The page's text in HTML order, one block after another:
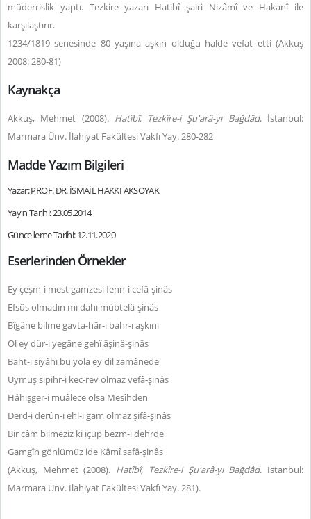
müderrislik yaptı. Tezkire yazarı Hatibî şairi Nizâmî ve Hakanî ile
karşılaştırır.
1234/1819 senesinde 80 yaşına aşkın olduğu halde vefat etti (Akkuş
2008: 280-81)
Kaynakça
Akkuş, Mehmet (2008). Hatîbî, Tezkîre-i Şu'arâ-yı Bağdâd. İstanbul:
Marmara Ünv. İlahiyat Fakültesi Vakfı Yay. 280-282
Madde Yazım Bilgileri
Yazar: PROF. DR. İSMAİL HAKKI AKSOYAK
Yayın Tarihi: 23.05.2014
Güncelleme Tarihi: 12.11.2020
Eserlerinden Örnekler
Ey çeşm-i mest gamzesi fenn-i cefâ-şinâs
Efsûs olmadın mı dahı mübtelâ-şinâs
Bîgâne bilme gavta-hâr-ı bahr-ı aşkını
Ol ey dür-i yegâne gehî âşinâ-şinâs
Baht-ı siyâhı bu yola ey dil zamânede
Uymuş sipihr-i kec-rev olmaz vefâ-şinâs
Hâhişger-i muâlece olsa Mesîhden
Derd-i derûn-ı ehl-i gam olmaz şifâ-şinâs
Bir câm bilmeziz ki içüp bezm-i dehrde
Gamgîn gönlümüz ide Kâmî safâ-şinâs
(Akkuş, Mehmet (2008). Hatîbî, Tezkîre-i Şu'arâ-yı Bağdâd. İstanbul:
Marmara Ünv. İlahiyat Fakültesi Vakfı Yay. 281).